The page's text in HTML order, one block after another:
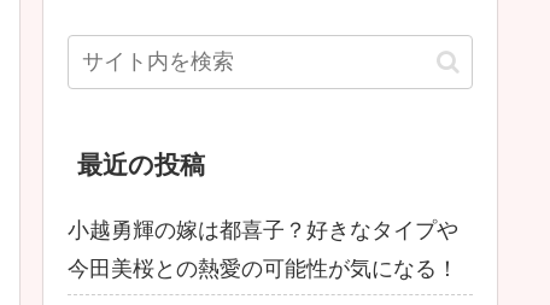
最近の投稿
小越勇輝の嫁は都喜子？好きなタイプや
今田美桜との熱愛の可能性が気になる！